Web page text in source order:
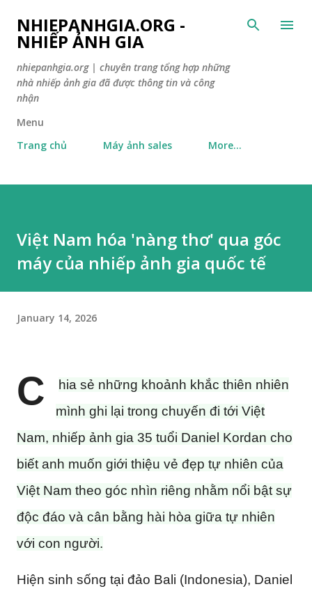
NHIEPANHGIA.ORG -
NHIẾP ẢNH GIA
nhiepanhgia.org | chuyên trang tổng hợp những
nhà nhiếp ảnh gia đã được thông tin và công
nhận
Menu
Trang chủ
Máy ảnh sales More…
Việt Nam hóa 'nàng thơ' qua góc
máy của nhiếp ảnh gia quốc tế
January 14, 2026
C
hia sẻ những khoảnh khắc thiên nhiên
mình ghi lại trong chuyến đi tới Việt
Nam, nhiếp ảnh gia 35 tuổi Daniel Kordan cho
biết anh muốn giới thiệu vẻ đẹp tự nhiên của
Việt Nam theo góc nhìn riêng nhằm nổi bật sự
độc đáo và cân bằng hài hòa giữa tự nhiên
với con người.
Hiện sinh sống tại đảo Bali (Indonesia), Daniel